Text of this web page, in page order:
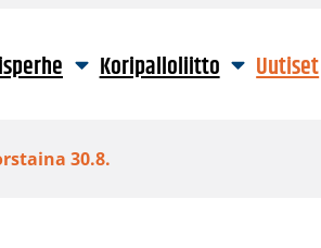
Koripalloliitto Uutiset
30.8.